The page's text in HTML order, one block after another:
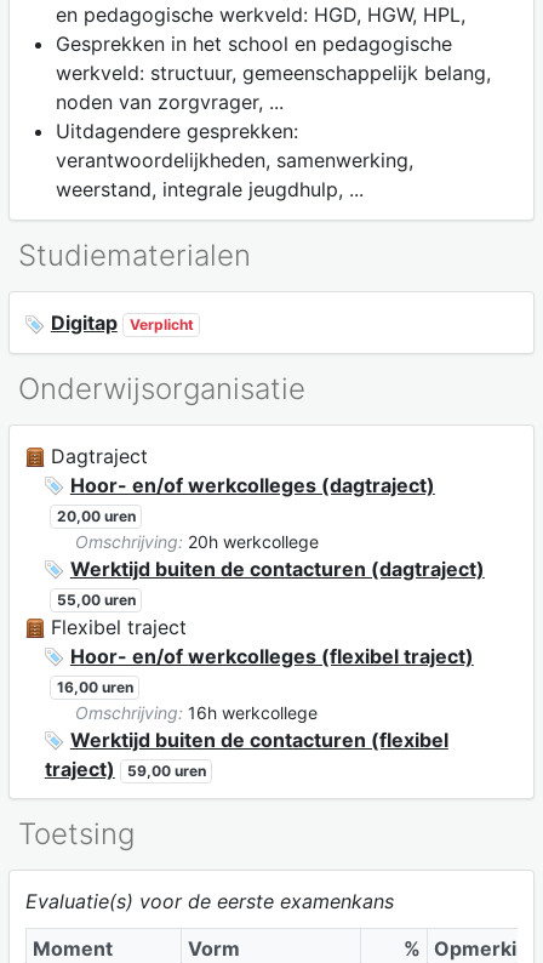
en pedagogische werkveld: HGD, HGW, HPL,
Gesprekken in het school en pedagogische
werkveld: structuur, gemeenschappelijk belang,
noden van zorgvrager, ...
Uitdagendere gesprekken:
verantwoordelijkheden, samenwerking,
weerstand, integrale jeugdhulp, ...
Studiematerialen
Digitap Verplicht
Onderwijsorganisatie
Dagtraject
Hoor- en/of werkcolleges (dagtraject)
20,00 uren
Omschrijving: 20h werkcollege
Werktijd buiten de contacturen (dagtraject)
55,00 uren
Flexibel traject
Hoor- en/of werkcolleges (flexibel traject)
16,00 uren
Omschrijving: 16h werkcollege
Werktijd buiten de contacturen (flexibel
traject)
59,00 uren
Toetsing
Evaluatie(s) voor de eerste examenkans
Moment
Vorm % Opmerking